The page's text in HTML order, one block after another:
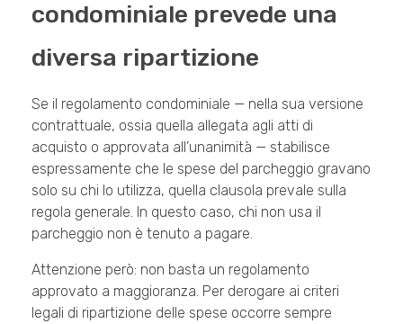
condominiale prevede una
diversa ripartizione
Se il regolamento condominiale — nella sua versione
contrattuale, ossia quella allegata agli atti di
acquisto o approvata all’unanimità — stabilisce
espressamente che le spese del parcheggio gravano
solo su chi lo utilizza, quella clausola prevale sulla
regola generale. In questo caso, chi non usa il
parcheggio non è tenuto a pagare.
Attenzione però: non basta un regolamento
approvato a maggioranza. Per derogare ai criteri
legali di ripartizione delle spese occorre sempre